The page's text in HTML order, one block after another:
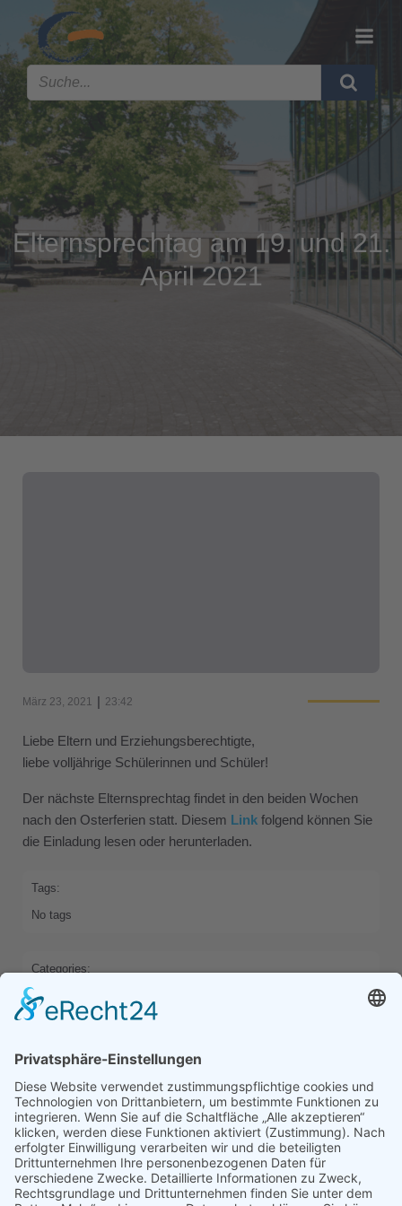
Elternsprechtag am 19. und 21.
April 2021
März 23, 2021 | 23:42
Liebe Eltern und Erziehungsberechtigte,
liebe volljährige Schülerinnen und Schüler!
Der nächste Elternsprechtag findet in den beiden Wochen
nach den Osterferien statt. Diesem Link folgend können Sie
die Einladung lesen oder herunterladen.
Tags:
No tags
Categories:
HOME
Previous
Comments are closed